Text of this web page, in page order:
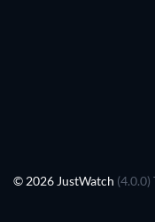
© 2026 JustWatch